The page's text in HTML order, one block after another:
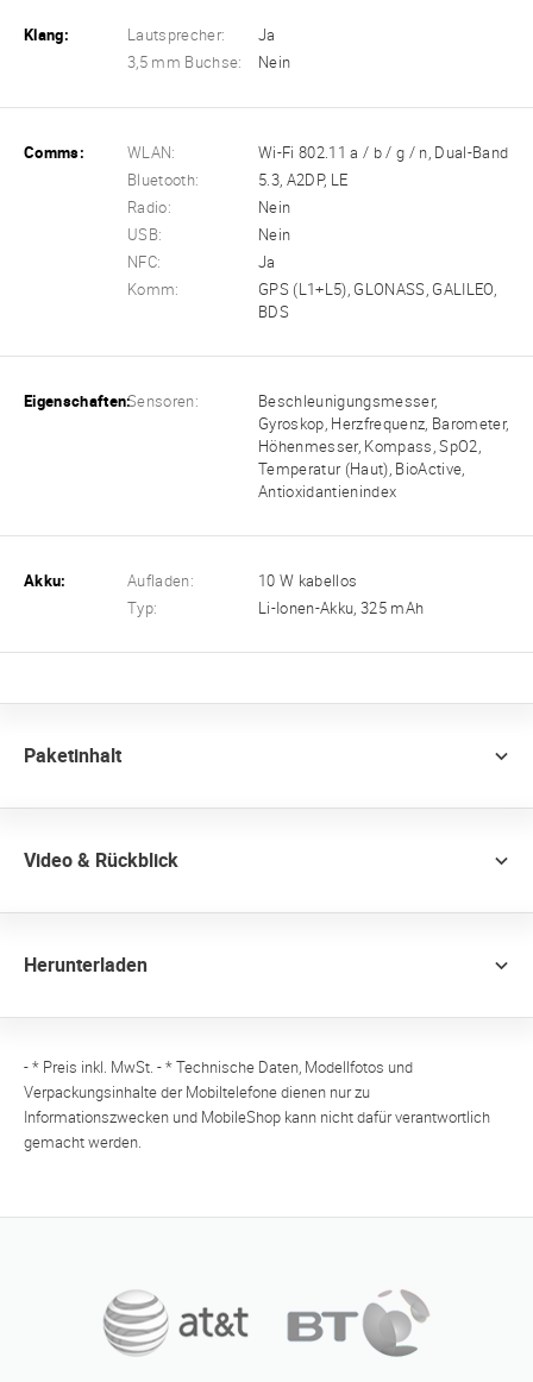
Klang: Lautsprecher:
Ja
3,5 mm Buchse:
Nein
Comms: WLAN:
Wi-Fi 802.11 a / b / g / n, Dual-Band
Bluetooth:
5.3, A2DP, LE
Radio:
Nein
USB:
Nein
NFC:
Ja
Komm:
GPS (L1+L5), GLONASS, GALILEO,
BDS
Eigenschaften:Sensoren:
Beschleunigungsmesser,
Gyroskop, Herzfrequenz, Barometer,
Höhenmesser, Kompass, SpO2,
Temperatur (Haut), BioActive,
Antioxidantienindex
Akku: Aufladen:
10 W kabellos
Typ:
Li-Ionen-Akku, 325 mAh
Paketinhalt
Video & Rückblick
Herunterladen
- * Preis inkl. MwSt. - * Technische Daten, Modellfotos und
Verpackungsinhalte der Mobiltelefone dienen nur zu
Informationszwecken und MobileShop kann nicht dafür verantwortlich
gemacht werden.